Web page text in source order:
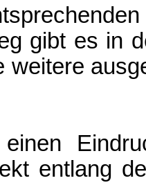
gibt es in
weitere
entlang